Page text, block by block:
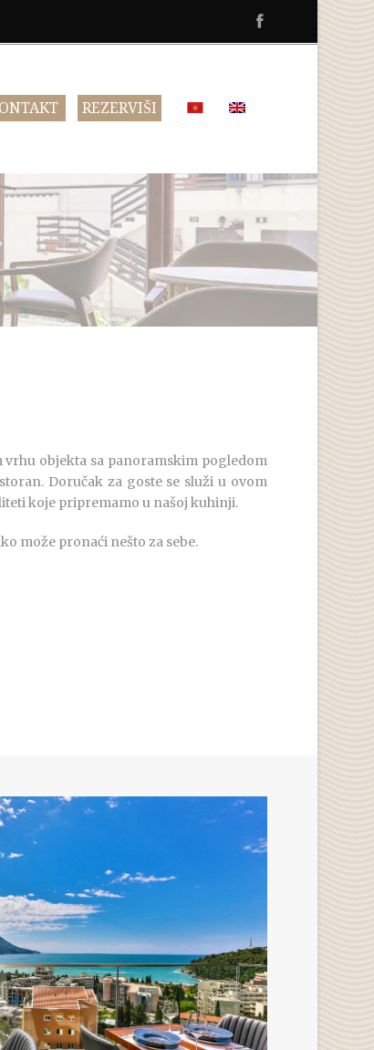
REZERVIŠI
vrhu objekta sa panoramskim pogledom
Doručak za goste se služi u ovom
koje pripremamo u našoj kuhinji.
može pronaći nešto za sebe.